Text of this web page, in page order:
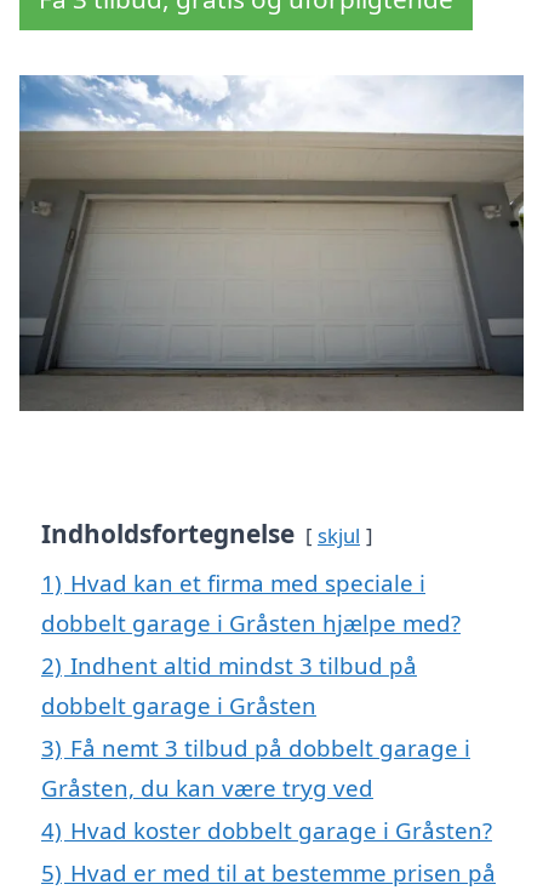
Indholdsfortegnelse skjul
1) Hvad kan et firma med speciale i
dobbelt garage i Gråsten hjælpe med?
2) Indhent altid mindst 3 tilbud på
dobbelt garage i Gråsten
3) Få nemt 3 tilbud på dobbelt garage i
Gråsten, du kan være tryg ved
4) Hvad koster dobbelt garage i Gråsten?
5) Hvad er med til at bestemme prisen på